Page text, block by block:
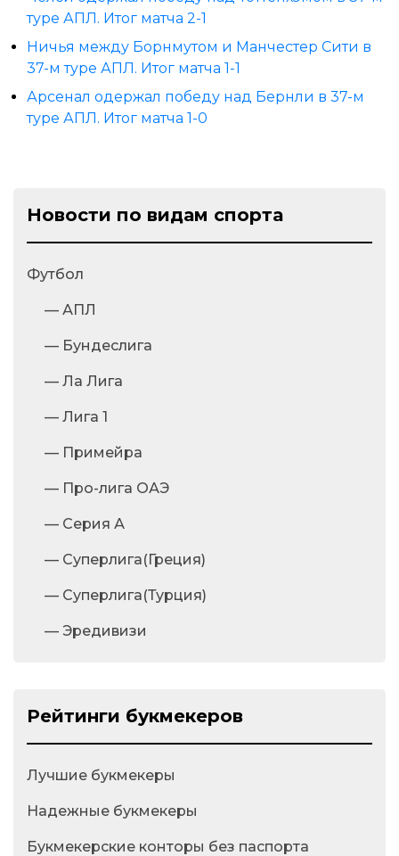
туре АПЛ. Итог матча 2-1
Ничья между Борнмутом и Манчестер Сити в
37-м туре АПЛ. Итог матча 1-1
Арсенал одержал победу над Бернли в 37-м
туре АПЛ. Итог матча 1-0
Новости по видам спорта
Футбол
— АПЛ
— Бундеслига
— Ла Лига
— Лига 1
— Примейра
— Про-лига ОАЭ
— Серия А
— Суперлига(Греция)
— Суперлига(Турция)
— Эредивизи
Рейтинги букмекеров
Лучшие букмекеры
Надежные букмекеры
Букмекерские конторы без паспорта